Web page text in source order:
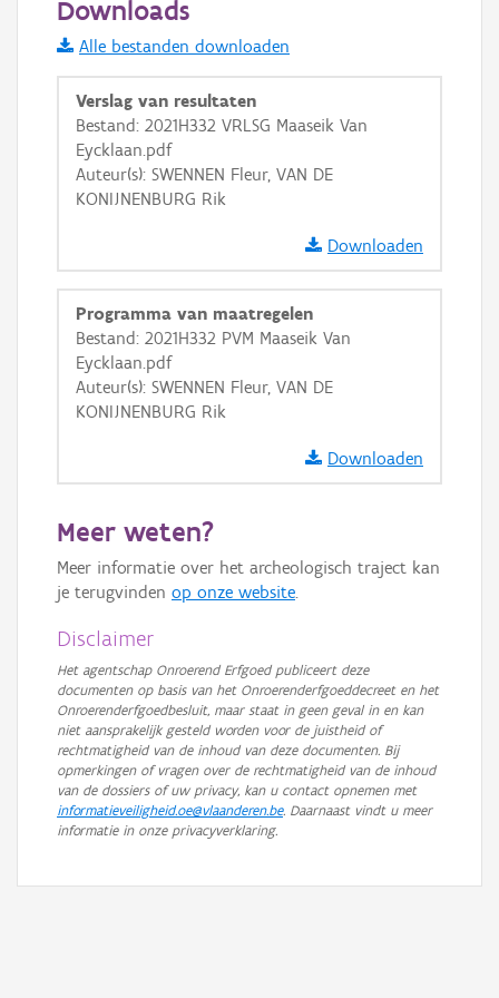
Informatie Vlaanderen
i
+
Basis Lagen
OSM-Basiskaart
Ortho
Downloads
Alle bestanden downloaden
Verslag van resultaten
Bestand: 2021H332 VRLSG Maaseik Van
Eycklaan.pdf
Auteur(s): SWENNEN Fleur, VAN DE
KONIJNENBURG Rik
Downloaden
Programma van maatregelen
Bestand: 2021H332 PVM Maaseik Van
Eycklaan.pdf
Auteur(s): SWENNEN Fleur, VAN DE
KONIJNENBURG Rik
Downloaden
Meer weten?
Meer informatie over het archeologisch traject kan
je terugvinden op onze website.
Disclaimer
Het agentschap Onroerend Erfgoed publiceert deze
documenten op basis van het Onroerenderfgoeddecreet en het
Onroerenderfgoedbesluit, maar staat in geen geval in en kan
niet aansprakelijk gesteld worden voor de juistheid of
rechtmatigheid van de inhoud van deze documenten. Bij
opmerkingen of vragen over de rechtmatigheid van de inhoud
van de dossiers of uw privacy, kan u contact opnemen met
informatieveiligheid.oe@vlaanderen.be. Daarnaast vindt u meer
informatie in onze privacyverklaring.